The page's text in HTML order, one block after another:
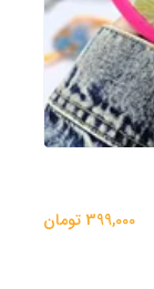
399,000 تومان